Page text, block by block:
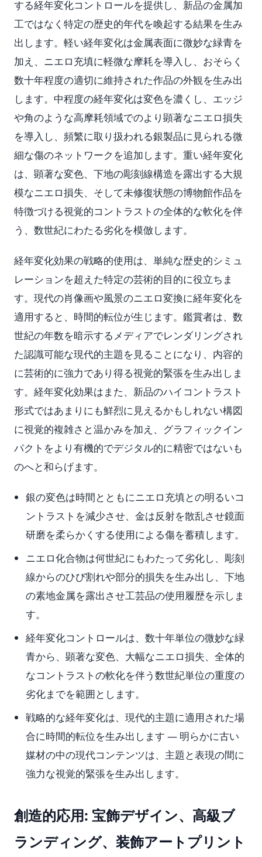
する経年変化コントロールを提供し、新品の金属加
工ではなく特定の歴史的年代を喚起する結果を生み
出します。軽い経年変化は金属表面に微妙な緑青を
加え、ニエロ充填に軽微な摩耗を導入し、おそらく
数十年程度の適切に維持された作品の外観を生み出
します。中程度の経年変化は変色を濃くし、エッジ
や角のような高摩耗領域でのより顕著なニエロ損失
を導入し、頻繁に取り扱われる銀製品に見られる微
細な傷のネットワークを追加します。重い経年変化
は、顕著な変色、下地の彫刻線構造を露出する大規
模なニエロ損失、そして未修復状態の博物館作品を
特徴づける視覚的コントラストの全体的な軟化を伴
う、数世紀にわたる劣化を模倣します。
経年変化効果の戦略的使用は、単純な歴史的シミュ
レーションを超えた特定の芸術的目的に役立ちま
す。現代の肖像画や風景のニエロ変換に経年変化を
適用すると、時間的転位が生じます。鑑賞者は、数
世紀の年数を暗示するメディアでレンダリングされ
た認識可能な現代的主題を見ることになり、内容的
に芸術的に強力であり得る視覚的緊張を生み出しま
す。経年変化効果はまた、新品のハイコントラスト
形式ではあまりにも鮮烈に見えるかもしれない構図
に視覚的複雑さと温かみを加え、グラフィックイン
パクトをより有機的でデジタル的に精密ではないも
のへと和らげます。
銀の変色は時間とともにニエロ充填との明るいコ
ントラストを減少させ、金は反射を散乱させ鏡面
研磨を柔らかくする使用による傷を蓄積します。
ニエロ化合物は何世紀にもわたって劣化し、彫刻
線からのひび割れや部分的損失を生み出し、下地
の素地金属を露出させ工芸品の使用履歴を示しま
す。
経年変化コントロールは、数十年単位の微妙な緑
青から、顕著な変色、大幅なニエロ損失、全体的
なコントラストの軟化を伴う数世紀単位の重度の
劣化までを範囲とします。
戦略的な経年変化は、現代的主題に適用された場
合に時間的転位を生み出します — 明らかに古い
媒材の中の現代コンテンツは、主題と表現の間に
強力な視覚的緊張を生み出します。
創造的応用: 宝飾デザイン、高級ブ
ランディング、装飾アートプリント